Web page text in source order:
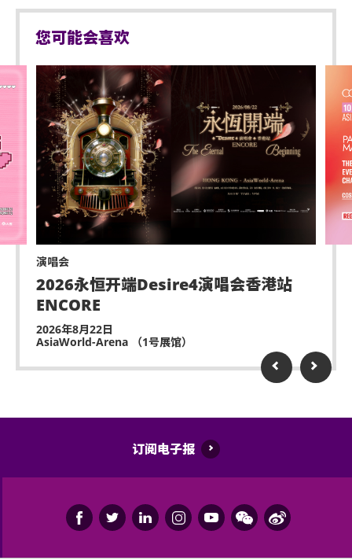
您可能会喜欢
演唱会
2026永恒开端Desire4演唱会香港站
ENCORE
2026年8月22日
AsiaWorld-Arena （1号展馆）
订阅电子报